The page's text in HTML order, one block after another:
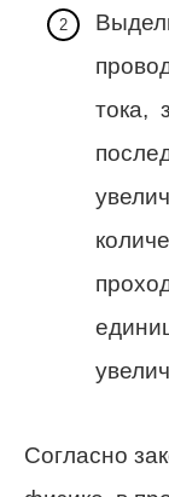
тока,
Согласно